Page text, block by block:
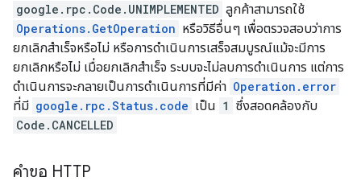
google.rpc.Code.UNIMPLEMENTED ลูกค้าสามารถใช้
Operations.GetOperation หรือวิธีอื่นๆ เพื่อตรวจสอบว่าการ
ยกเลิกสําเร็จหรือไม่ หรือการดำเนินการเสร็จสมบูรณ์แม้จะมีการ
ยกเลิกหรือไม่ เมื่อยกเลิกสำเร็จ ระบบจะไม่ลบการดำเนินการ แต่การ
ดำเนินการจะกลายเป็นการดำเนินการที่มีค่า Operation.error
ที่มี google.rpc.Status.code เป็น 1 ซึ่งสอดคล้องกับ
Code.CANCELLED
คำขอ HTTP